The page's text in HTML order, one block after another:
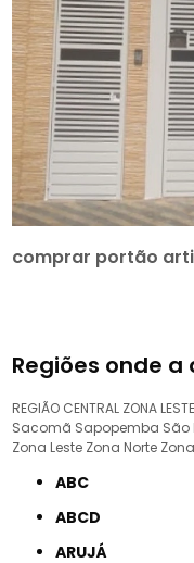
comprar portão
Regiões onde a
REGIÃO CENTRAL ZONA LESTE
Sacomã Sapopemba São
Zona Leste Zona Norte
ABC
ABCD
ARUJÁ